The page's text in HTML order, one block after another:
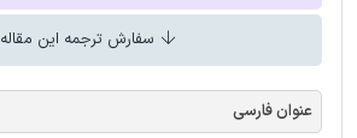
سفارش ترجمه این مقاله
عنوان فارسی